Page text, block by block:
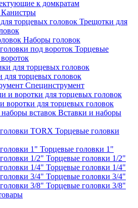
к домкратам
Канистры
Трещотки для
Наборы головок
Торцевые
для торцевых головок
Специнструмент
воротки для торцевых головок
Вставки и наборы
Торцевые головки
Торцевые головки 1"
Торцевые головки 1/2"
Торцевые головки 1/4"
Торцевые головки 3/4"
Торцевые головки 3/8"